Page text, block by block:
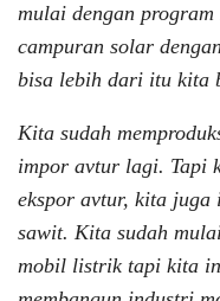
mulai dengan
campuran solar
bisa lebih dari itu kita
Kita sudah
impor avtur lagi. Tapi
ekspor avtur, kita juga
sawit. Kita sudah
mobil listrik tapi kita